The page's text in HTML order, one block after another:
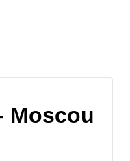
Moscou